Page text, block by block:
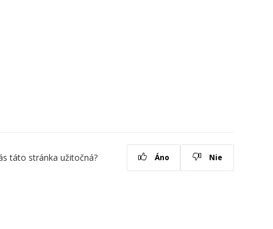
táto stránka užitočná? Áno Nie